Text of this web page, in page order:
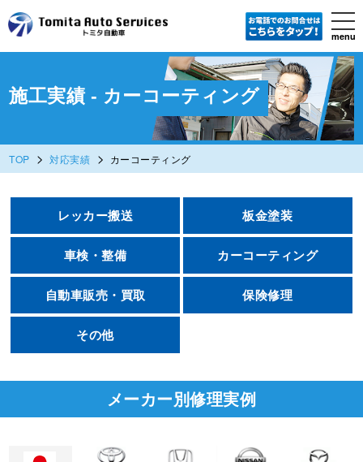
Skip
content
menu
施工実績 - カーコーティング
TOP > 対応実績 > カーコーティング
レッカー搬送 板金塗装
車検・整備 カーコーティング
自動車販売・買取 保険修理
その他
メーカー別修理実例